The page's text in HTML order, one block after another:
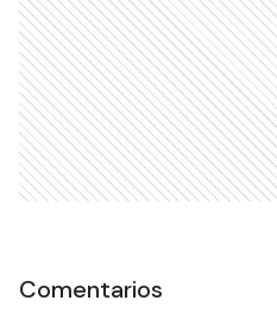
Comentarios